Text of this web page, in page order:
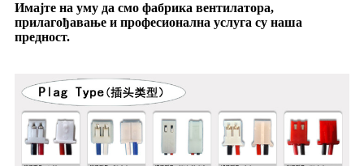
Имајте на уму да смо фабрика вентилатора,
прилагођавање и професионална услуга су наша
предност.